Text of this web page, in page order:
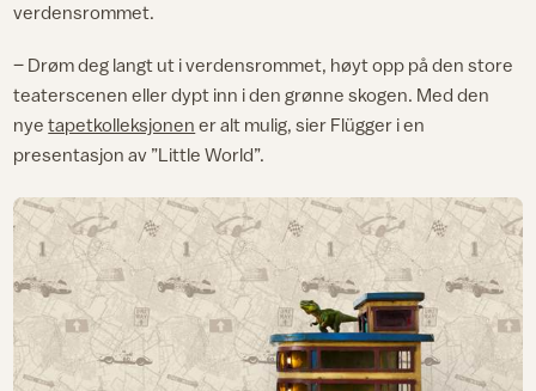
verdensrommet.
– Drøm deg langt ut i verdensrommet, høyt opp på den store
teaterscenen eller dypt inn i den grønne skogen. Med den
nyetapetkolleksjonen er alt mulig, sier Flügger i en
presentasjon av ”Little World”.